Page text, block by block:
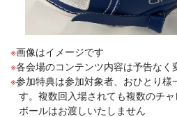
画像はイメージです
各会場のコンテンツ内容は予告なく
参加特典は参加対象者、おひとり様
す。複数回入場されても複数のチ
ボールはお渡しいたしません